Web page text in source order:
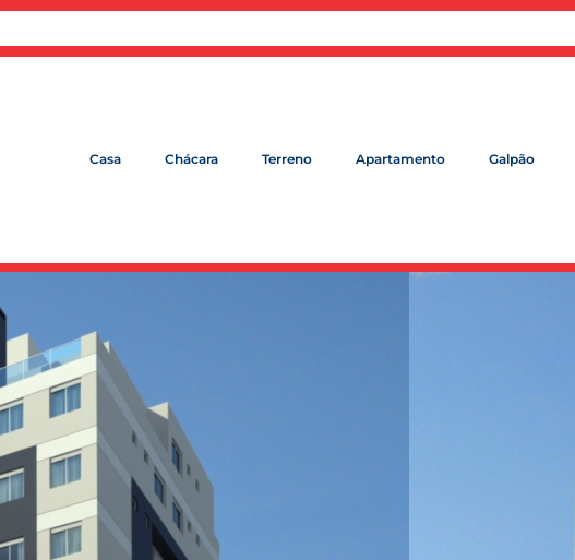
Casa Chácara Terreno Apartamento Galpão